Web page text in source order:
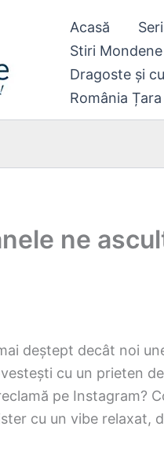
Acasă
Stiri Mondene
Dragoste și
România
ne
deștept decât noi
cu un prieten
pe Instagram?
cu un vibe relaxat,